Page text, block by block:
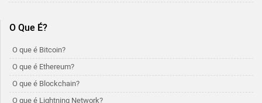
O Que É?
O que é Bitcoin?
O que é Ethereum?
O que é Blockchain?
O que é Lightning Network?